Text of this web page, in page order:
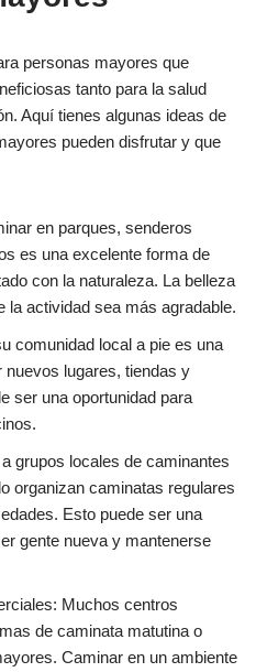
personas mayores que
tanto para la salud
Aquí tienes algunas ideas de
pueden disfrutar y que
en parques, senderos
es una excelente forma de
con la naturaleza. La belleza
la actividad sea más agradable.
comunidad local a pie es una
lugares, tiendas y
ser una oportunidad para
grupos locales de caminantes
organizan caminatas regulares
Esto puede ser una
gente nueva y mantenerse
Muchos centros
de caminata matutina o
Caminar en un ambiente